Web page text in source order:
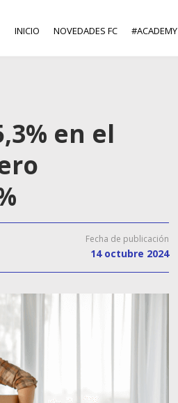
INICIO NOVEDADES FC #ACADEMY
en el
Fecha de publicación
14 octubre 2024